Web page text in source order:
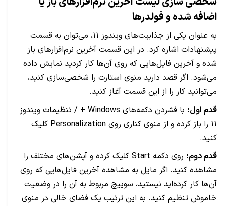
اضافه شده و فولدرها
به عنوان یکی از جذابیت‌های ویندوز ۱۱، می‌توان به قسمت
پیشنهادات اشاره کرد. در این قسمت آخرین نرم‌افزارهای باز
شده و آخرین فایل‌هایی که روی آن‌ها کار کردید نمایش داده
می‌شود. اگر قصد دارید منوی استارت را شخصی‌سازی کنید،
می‌توانید کار را از این قسمت آغاز کنید.
قدم اول:
با فشردن دکمه‌های Windows + / تنظیمات ویندوز
۱۱ را باز کرده و از منوی کناری روی Personalization کلیک
کنید.
قدم دوم:
روی دکمه Start کلیک کرده و آپشن‌های مختلف را
مشاهده کنید. اگر مایل به مشاهده آخرین فایل‌هایی که روی
آن‌ها کار کرده‌اید نیستید، سوییچ مربوط به آن را در وضعیت
خاموش تنظیم کنید. به این ترتیب یک فضای خالی در منوی